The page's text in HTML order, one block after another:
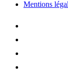
Mentions